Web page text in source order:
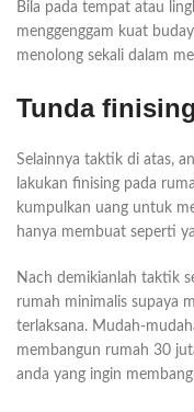
Bila pada tempat atau
menggenggam kuat
menolong sekali dalam
Tunda finising
Selainnya taktik di atas,
lakukan finising pada
kumpulkan uang untuk
hanya membuat seperti
Nach demikianlah taktik
rumah minimalis supaya
terlaksana. Mudah-
membangun rumah 30
anda yang ingin